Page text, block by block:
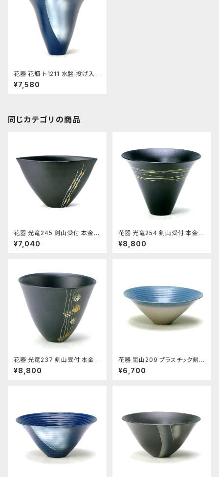
花器 花瓶 ト1211 水盤 投げ入
れ コンポート
¥7,580
同じカテゴリの商品
花器 光竜245 剣山受付 本金銀
使用 陶器 水盤 花瓶 コンポー
ネント フラワーベース
¥7,040
花器 光竜254 剣山受付 本金使
用 陶器 水盤 花瓶 コンポーネ
ント フラワーベース
¥8,800
花器 光竜237 剣山受付 本金銀
使用 陶器 水盤 花瓶 コンポー
ネント フラワーベース
¥8,800
花器 嵐山209 プラスチック剣山
受付 信楽陶土使用 陶器 水盤
花瓶 フラワーベース
¥6,700